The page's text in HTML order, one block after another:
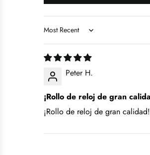
Sort by
Peter H.
¡Rollo de reloj de gran
¡Rollo de reloj de gran